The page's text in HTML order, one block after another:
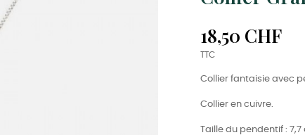
18,50 CHF
TTC
Collier fantaisie avec
Collier en cuivre.
Taille du pendentif : 7,7